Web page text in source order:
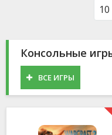
10
Консольные
ВСЕ ИГРЫ